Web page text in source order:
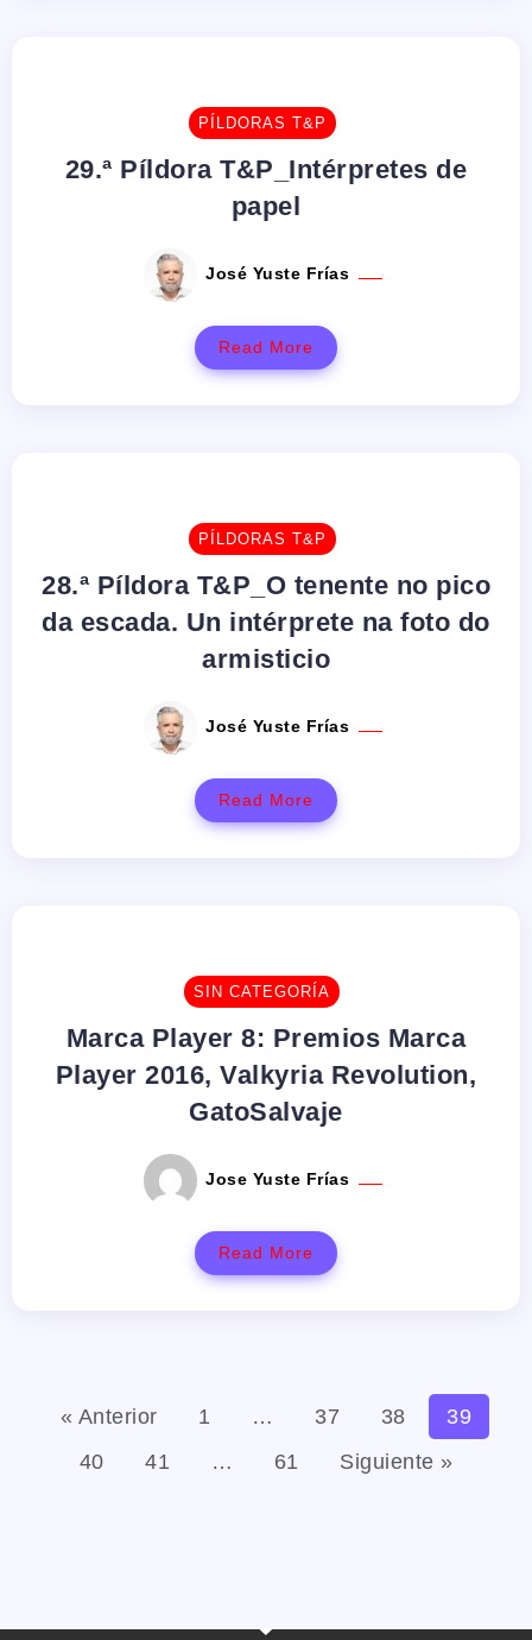
PÍLDORAS T&P
29.ª Píldora T&P_Intérpretes de
papel
José Yuste Frías
Read More
PÍLDORAS T&P
28.ª Píldora T&P_O tenente no pico
da escada. Un intérprete na foto do
armisticio
José Yuste Frías
Read More
SIN CATEGORÍA
Marca Player 8: Premios Marca
Player 2016, Valkyria Revolution,
GatoSalvaje
Jose Yuste Frías
Read More
« Anterior 1 … 37 38
39
40
41 … 61 Siguiente »